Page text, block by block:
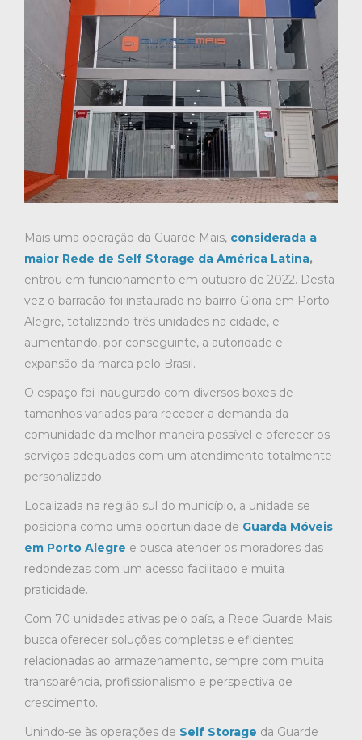
Mais uma operação da Guarde Mais, considerada a
maior Rede de Self Storage da América Latina,
entrou em funcionamento em outubro de 2022. Desta
vez o barracão foi instaurado no bairro Glória em Porto
Alegre, totalizando três unidades na cidade, e
aumentando, por conseguinte, a autoridade e
expansão da marca pelo Brasil.
O espaço foi inaugurado com diversos boxes de
tamanhos variados para receber a demanda da
comunidade da melhor maneira possível e oferecer os
serviços adequados com um atendimento totalmente
personalizado.
Localizada na região sul do município, a unidade se
posiciona como uma oportunidade de Guarda Móveis
em Porto Alegre e busca atender os moradores das
redondezas com um acesso facilitado e muita
praticidade.
Com 70 unidades ativas pelo país, a Rede Guarde Mais
busca oferecer soluções completas e eficientes
relacionadas ao armazenamento, sempre com muita
transparência, profissionalismo e perspectiva de
crescimento.
Unindo-se às operações de Self Storage da Guarde